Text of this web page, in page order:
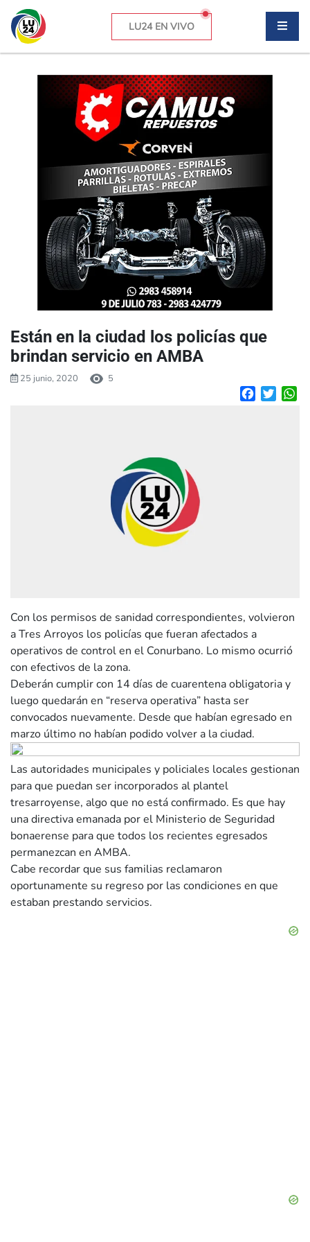
LU24 EN VIVO
Están en la ciudad los policías que
brindan servicio en AMBA
25 junio, 2020 5
Facebook
Con los permisos de sanidad correspondientes, volvieron
a Tres Arroyos los policías que fueran afectados a
operativos de control en el Conurbano. Lo mismo ocurrió
con efectivos de la zona.
Deberán cumplir con 14 días de cuarentena obligatoria y
luego quedarán en “reserva operativa” hasta ser
convocados nuevamente. Desde que habían egresado en
marzo último no habían podido volver a la ciudad.
Las autoridades municipales y policiales locales gestionan
para que puedan ser incorporados al plantel
tresarroyense, algo que no está confirmado. Es que hay
una directiva emanada por el Ministerio de Seguridad
bonaerense para que todos los recientes egresados
permanezcan en AMBA.
Cabe recordar que sus familias reclamaron
oportunamente su regreso por las condiciones en que
estaban prestando servicios.